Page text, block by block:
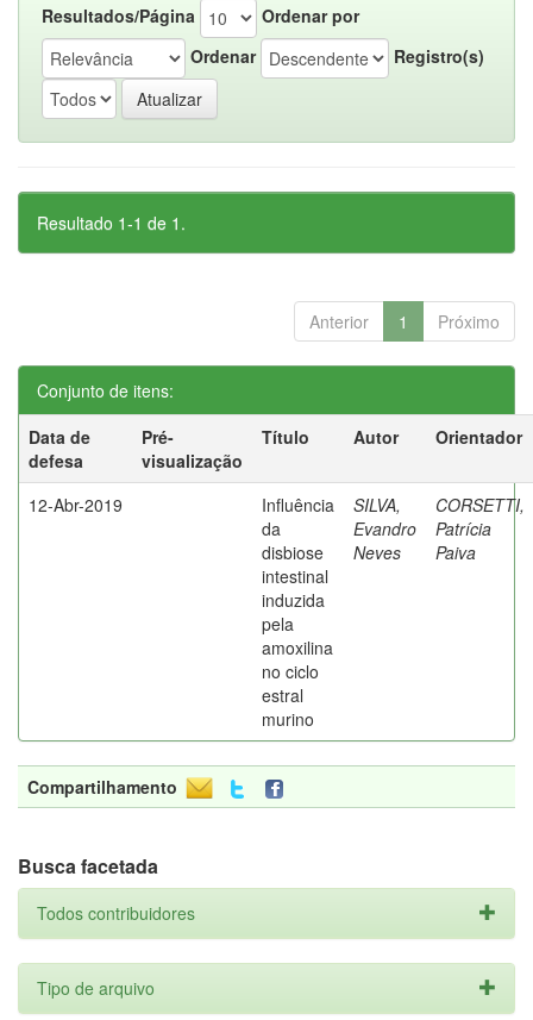
Resultados/Página
Ordenar por
Ordenar
Registro(s)
Resultado 1-1 de 1.
Anterior 1 Próximo
Conjunto de itens:
Data de
defesa
Pré-
visualização
Título Autor Orientador
12-Abr-2019
Influência
da
disbiose
intestinal
induzida
pela
amoxilina
no ciclo
estral
murino
SILVA,
Evandro
Neves
CORSETTI,
Patrícia
Paiva
Compartilhamento
Busca facetada
Todos contribuidores
Tipo de arquivo